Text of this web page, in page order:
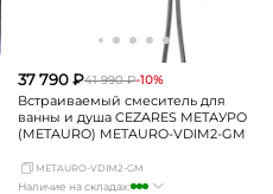
37 790 ₽41 990 ₽-10%
Встраиваемый смеситель для
ванны и душа CEZARES МЕТАУРО
(METAURO) METAURO-VDIM2-GM
METAURO-VDIM2-GM
Наличие на складах: